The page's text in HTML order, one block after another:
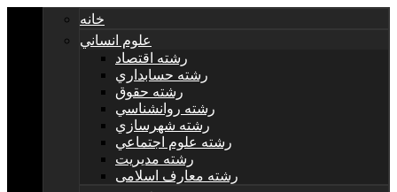
خانه
علوم انساني
رشته اقتصاد
رشته حسابداري
رشته حقوق
رشته روانشناسي
رشته شهرسازي
رشته علوم اجتماعي
رشته مديريت
رشته معارف اسلامی